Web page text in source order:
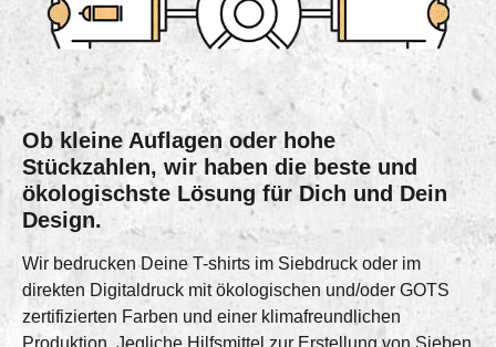
Ob kleine Auflagen oder hohe
Stückzahlen, wir haben die beste und
ökologischste Lösung für Dich und Dein
Design.
Wir bedrucken Deine T-shirts im Siebdruck oder im
direkten Digitaldruck mit ökologischen und/oder GOTS
zertifizierten Farben und einer klimafreundlichen